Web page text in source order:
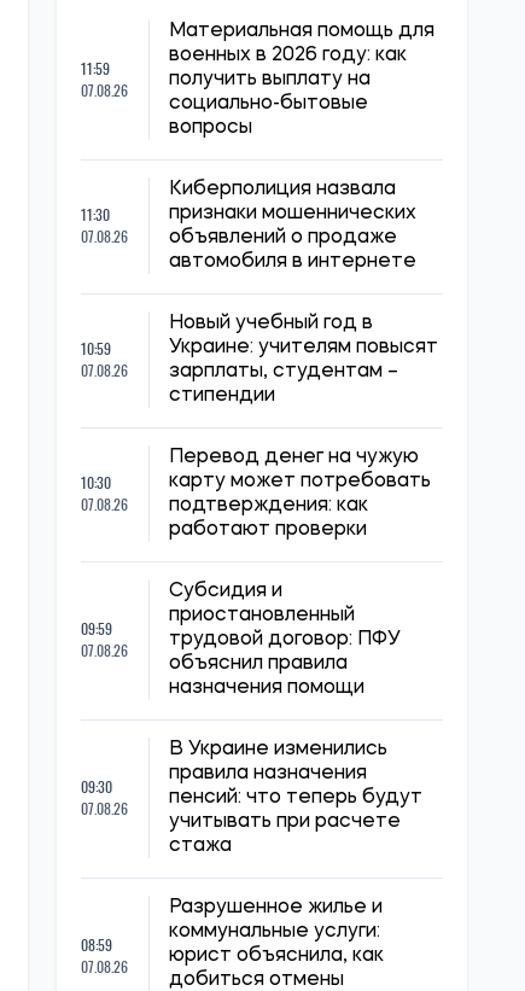
11:59
07.08.26
Материальная помощь для
военных в 2026 году: как
получить выплату на
социально-бытовые
вопросы
11:30
07.08.26
Киберполиция назвала
признаки мошеннических
объявлений о продаже
автомобиля в интернете
10:59
07.08.26
Новый учебный год в
Украине: учителям повысят
зарплаты, студентам –
стипендии
10:30
07.08.26
Перевод денег на чужую
карту может потребовать
подтверждения: как
работают проверки
09:59
07.08.26
Субсидия и
приостановленный
трудовой договор: ПФУ
объяснил правила
назначения помощи
09:30
07.08.26
В Украине изменились
правила назначения
пенсий: что теперь будут
учитывать при расчете
стажа
08:59
07.08.26
Разрушенное жилье и
коммунальные услуги:
юрист объяснила, как
добиться отмены